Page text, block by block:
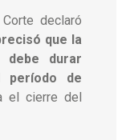
declaró
que la
debe durar
período de
el cierre del